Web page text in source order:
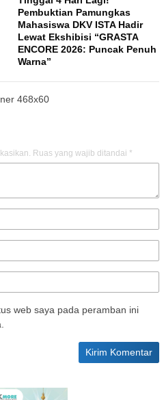
Pembuktian Pamungkas
Mahasiswa DKV ISTA Hadir
Lewat Ekshibisi “GRASTA
ENCORE 2026: Puncak Penuh
Warna”
Ruas yang wajib ditandai *
web saya pada peramban ini